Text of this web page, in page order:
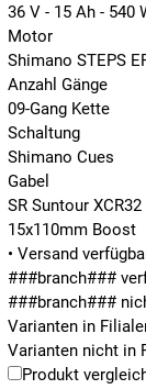
36 V - 15 Ah - 540
Motor
Shimano STEPS
Anzahl Gänge
09-Gang Kette
Schaltung
Shimano Cues
Gabel
SR Suntour
15x110mm Boost
• Versand
###branch###
###branch###
Varianten in
Varianten nicht in
Produkt